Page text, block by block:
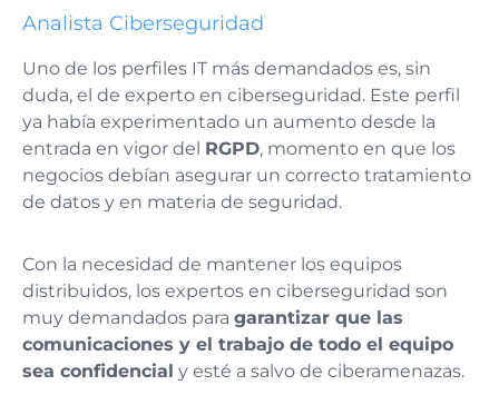
Analista Ciberseguridad
Uno de los perfiles IT más demandados es, sin
duda, el de experto en ciberseguridad. Este perfil
ya había experimentado un aumento desde la
entrada en vigor del RGPD, momento en que los
negocios debían asegurar un correcto tratamiento
de datos y en materia de seguridad.
Con la necesidad de mantener los equipos
distribuidos, los expertos en ciberseguridad son
muy demandados para garantizar que las
comunicaciones y el trabajo de todo el equipo
sea confidencial y esté a salvo de ciberamenazas.